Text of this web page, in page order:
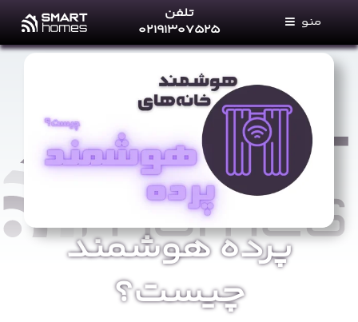
content
تلفن
۰۲۱۹۱۳۰۷۵۲۵
منو
خانه های هوشمند
خدمات ما
فروشگاه
مجله خانه‌های هوشمند
پرتال نمایندگان
تماس با ماپرده هوشمند
چیست؟